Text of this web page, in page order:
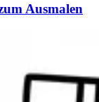
Ausmalen